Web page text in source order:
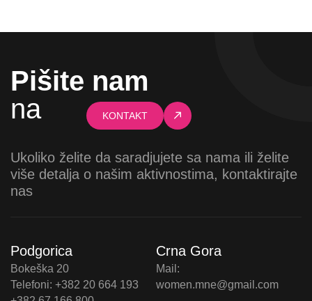
Pišite nam
na
KONTAKT
Ukoliko želite da saradjujete sa nama ili želite
više detalja o našim aktivnostima, kontaktirajte
nas
Podgorica
Bokeška 20
Telefoni: +382 20 664 193
Crna Gora
Mail:
women.mne@gmail.com